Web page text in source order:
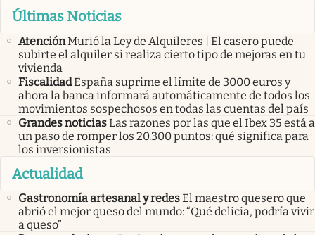
Últimas Noticias
AtenciónMurió la Ley de Alquileres | El casero puede
subirte el alquiler si realiza cierto tipo de mejoras en tu
vivienda
FiscalidadEspaña suprime el límite de 3000 euros y
ahora la banca informará automáticamente de todos los
movimientos sospechosos en todas las cuentas del país
Grandes noticiasLas razones por las que el Ibex 35 está a
un paso de romper los 20.300 puntos: qué significa para
los inversionistas
Actualidad
Gastronomía artesanal y redesEl maestro quesero que
abrió el mejor queso del mundo: “Qué delicia, podría vivir
a queso”